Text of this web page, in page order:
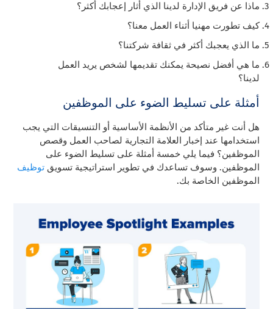
ماذا عن فريق الإدارة لدينا الذي أثار إعجابك أكثر؟
كيف تطورت مهنيا أثناء العمل معنا؟
ما الذي يعجبك أكثر في ثقافة شركتنا؟
ما هي أفضل نصيحة يمكنك تقديمها لشخص يريد العمل
لدينا؟
أمثلة على تسليط الضوء على الموظفين
هل أنت غير متأكد من الأنظمة الأساسية أو التنسيقات التي يجب
استخدامها عند إخبار العلامة التجارية لصاحب العمل وقصص
الموظفين؟ فيما يلي خمسة أمثلة على تسليط الضوء على
الموظفين. وسوف تساعدك في تطوير استراتيجية تسويقتوظيف
الموظفين الخاصة بك.